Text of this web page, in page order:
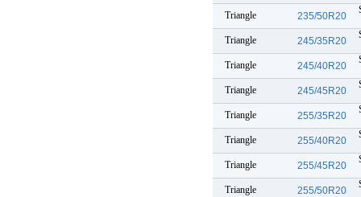
Triangle 235/50R20
Triangle 245/35R20
Triangle 245/40R20
Triangle 245/45R20
Triangle 255/35R20
Triangle 255/40R20
Triangle 255/45R20
Triangle 255/50R20